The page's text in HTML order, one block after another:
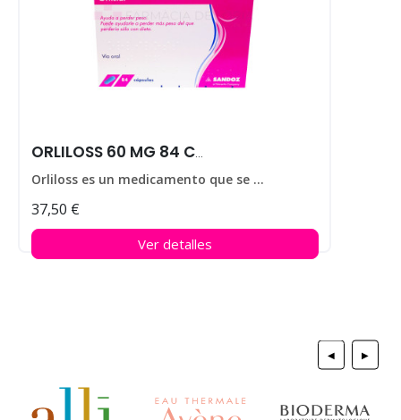
ORLILOSS 60 MG 84 CAPS
Orliloss es un medicamento que se utiliza para ayudar a perder peso en personas que padecen obesidad.
37,50 €
Ver detalles
◀ ▶